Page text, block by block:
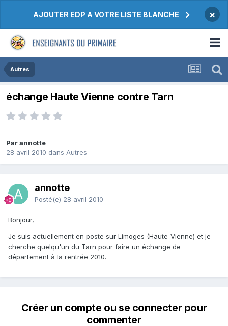
AJOUTER EDP A VOTRE LISTE BLANCHE ×
Autres
échange Haute Vienne contre Tarn
Par annotte
28 avril 2010 dans Autres
annotte
Posté(e) 28 avril 2010
Bonjour,
Je suis actuellement en poste sur Limoges (Haute-Vienne) et je
cherche quelqu'un du Tarn pour faire un échange de
département à la rentrée 2010.
Créer un compte ou se connecter pour
commenter